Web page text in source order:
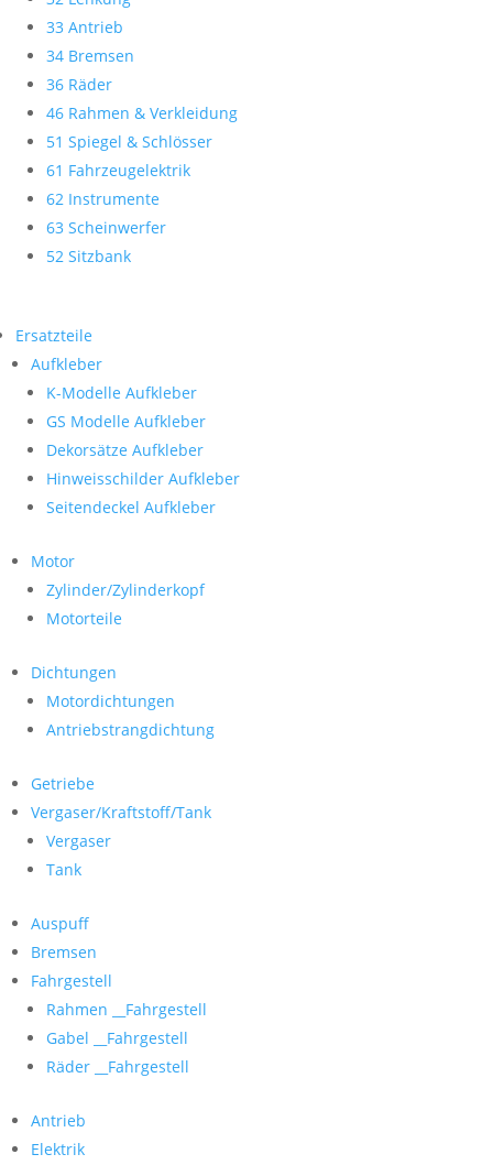
33 Antrieb
34 Bremsen
36 Räder
46 Rahmen & Verkleidung
51 Spiegel & Schlösser
61 Fahrzeugelektrik
62 Instrumente
63 Scheinwerfer
52 Sitzbank
Ersatzteile
Aufkleber
K-Modelle Aufkleber
GS Modelle Aufkleber
Dekorsätze Aufkleber
Hinweisschilder Aufkleber
Seitendeckel Aufkleber
Motor
Zylinder/Zylinderkopf
Motorteile
Dichtungen
Motordichtungen
Antriebstrangdichtung
Getriebe
Vergaser/Kraftstoff/Tank
Vergaser
Tank
Auspuff
Bremsen
Fahrgestell
Rahmen __Fahrgestell
Gabel __Fahrgestell
Räder __Fahrgestell
Antrieb
Elektrik